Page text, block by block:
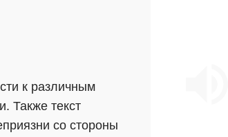
к различным
Также текст
со стороны